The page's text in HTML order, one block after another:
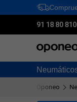
91 18 80 810
Oponeo